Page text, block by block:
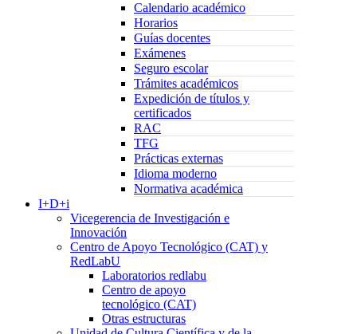
Calendario académico
Horarios
Guías docentes
Exámenes
Seguro escolar
Trámites académicos
Expedición de títulos y
certificados
RAC
TFG
Prácticas externas
Idioma moderno
Normativa académica
I+D+i
Vicegerencia de Investigación e
Innovación
Centro de Apoyo Tecnológico (CAT) y
RedLabU
Laboratorios redlabu
Centro de apoyo
tecnológico (CAT)
Otras estructuras